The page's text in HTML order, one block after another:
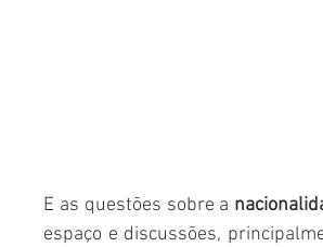
E as questões sobre a
espaço e discussões,